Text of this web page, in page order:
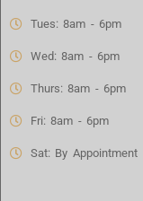
Tues: 8am - 6pm
Wed: 8am - 6pm
Thurs: 8am - 6pm
Fri: 8am - 6pm
Sat: By Appointment